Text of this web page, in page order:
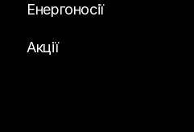
Енергоносії
Акції